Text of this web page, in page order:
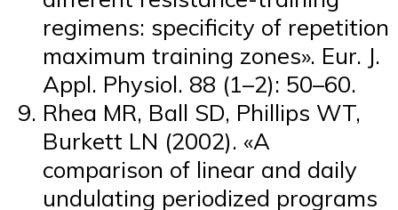
regimens: specificity of repetition
maximum training zones». Eur. J.
Appl. Physiol. 88 (1–2): 50–60.
Rhea MR, Ball SD, Phillips WT,
Burkett LN (2002). «A
comparison of linear and daily
undulating periodized programs